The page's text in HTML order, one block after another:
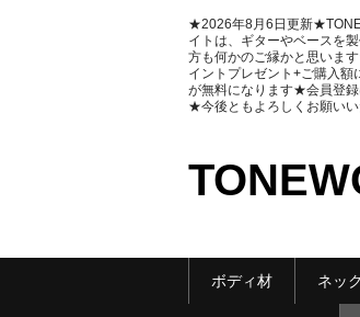
★2026年8月6日更新
イトは、ギターやベースを
方も何かのご縁かと思いま
イントプレゼント+ご購入
が無料になります★会員登
★今後ともよろしくお願い
ボディ材 ネッ